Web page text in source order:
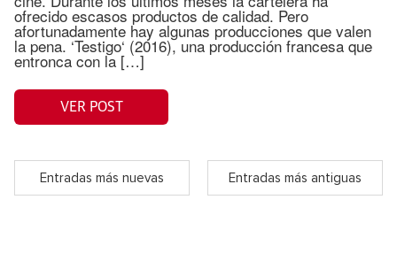
ofrecido escasos productos de calidad. Pero
afortunadamente hay algunas producciones que valen
la pena. ‘Testigo‘ (2016), una producción francesa que
entronca con la […]
VER POST
Entradas más nuevas Entradas más antiguas